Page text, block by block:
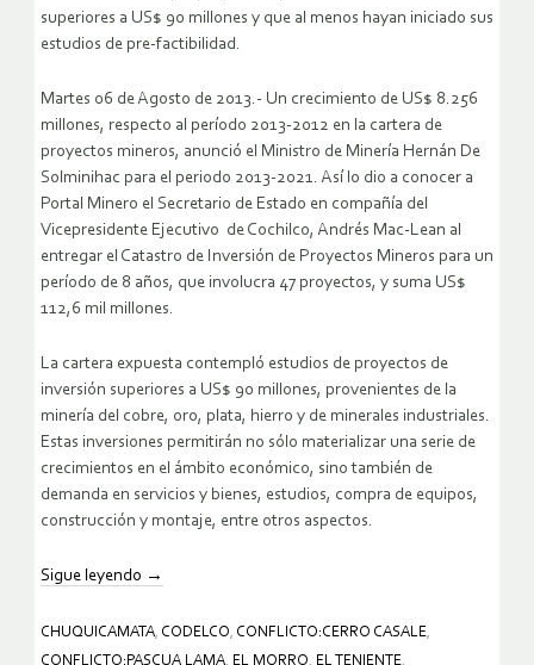
superiores a US$ 90 millones y que al menos hayan iniciado sus
estudios de pre-factibilidad.
Martes 06 de Agosto de 2013.- Un crecimiento de US$ 8.256
millones, respecto al período 2013-2012 en la cartera de
proyectos mineros, anunció el Ministro de Minería Hernán De
Solminihac para el periodo 2013-2021. Así lo dio a conocer a
Portal Minero el Secretario de Estado en compañía del
Vicepresidente Ejecutivo de Cochilco, Andrés Mac-Lean al
entregar el Catastro de Inversión de Proyectos Mineros para un
período de 8 años, que involucra 47 proyectos, y suma US$
112,6 mil millones.
La cartera expuesta contempló estudios de proyectos de
inversión superiores a US$ 90 millones, provenientes de la
minería del cobre, oro, plata, hierro y de minerales industriales.
Estas inversiones permitirán no sólo materializar una serie de
crecimientos en el ámbito económico, sino también de
demanda en servicios y bienes, estudios, compra de equipos,
construcción y montaje, entre otros aspectos.
Sigue leyendo →
CHUQUICAMATA, CODELCO, CONFLICTO:CERRO CASALE,
CONFLICTO:PASCUA LAMA, EL MORRO, EL TENIENTE,